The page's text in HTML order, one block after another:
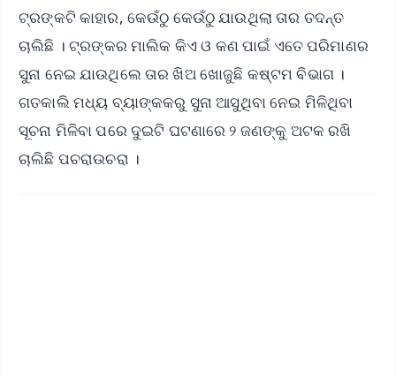
ଟ୍ରଙ୍କଟି କାହାର, କେଉଁଠୁ କେଉଁଠୁ ଯାଉଥିଲା ତାର ତଦନ୍ତ
ଚାଲିଛି । ଟ୍ରଙ୍କର ମାଲିକ କିଏ ଓ କଣ ପାଇଁ ଏତେ ପରିମାଣର
ସୁନା ନେଇ ଯାଉଥିଲେ ତାର ଖିଅ ଖୋଜୁଛି କଷ୍ଟମ ବିଭାଗ ।
ଗତକାଲି ମଧ୍ୟ ବ୍ୟାଙ୍କକରୁ ସୁନା ଆସୁଥିବା ନେଇ ମିଳିଥିବା
ସୂଚନା ମିଳିବା ପରେ ଦୁଇଟି ଘଟଣାରେ ୨ ଜଣଙ୍କୁ ଅଟକ ରଖି
ଚାଲିଛି ପଚରାଉଚରା ।